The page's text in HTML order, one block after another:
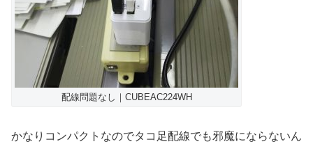
配線問題なし｜CUBEAC224WH
かなりコンパクトなのでタコ足配線でも邪魔にならないん